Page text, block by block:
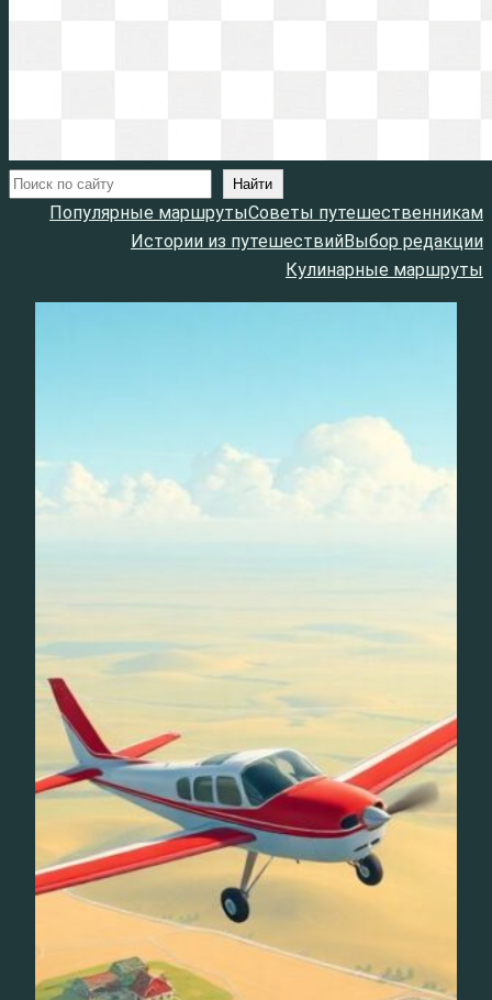
Поиск Найти
Популярные маршрутыСоветы путешественникам
Истории из путешествийВыбор редакции
Кулинарные маршруты